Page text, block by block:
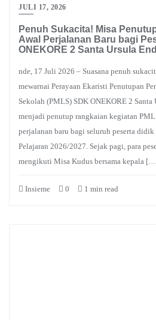
JULI 17, 2026
Penuh Sukacita! Misa
Awal Perjalanan Baru bagi
ONEKORE 2 Santa Ursula
nde, 17 Juli 2026 – Suasana penuh
mewarnai Perayaan Ekaristi Penutupan
Sekolah (PMLS) SDK ONEKORE 2 Santa
menjadi penutup rangkaian kegiatan
perjalanan baru bagi seluruh peserta
Pelajaran 2026/2027. Sejak pagi, para
mengikuti Misa Kudus bersama kepala
Insieme 0 1 min read